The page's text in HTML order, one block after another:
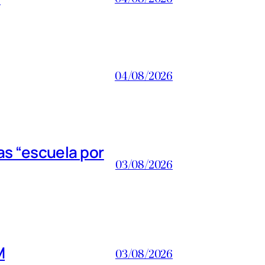
04/08/2026
“escuela por
03/08/2026
03/08/2026